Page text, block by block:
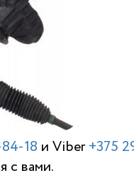
18 и Viber+375
с вами.